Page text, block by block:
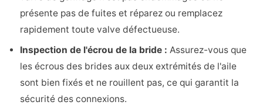
présente pas de fuites et réparez ou remplacez
rapidement toute valve défectueuse.
Inspection de l'écrou de la bride : Assurez-vous que
les écrous des brides aux deux extrémités de l'aile
sont bien fixés et ne rouillent pas, ce qui garantit la
sécurité des connexions.